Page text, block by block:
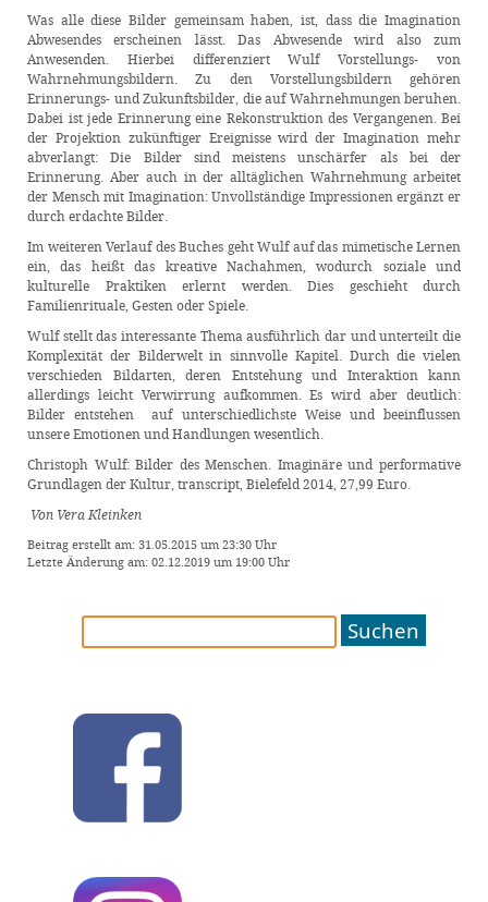
Was alle diese Bilder gemeinsam haben, ist, dass die Imagination
Abwesendes erscheinen lässt. Das Abwesende wird also zum
Anwesenden. Hierbei differenziert Wulf Vorstellungs- von
Wahrnehmungsbildern. Zu den Vorstellungsbildern gehören
Erinnerungs- und Zukunftsbilder, die auf Wahrnehmungen beruhen.
Dabei ist jede Erinnerung eine Rekonstruktion des Vergangenen. Bei
der Projektion zukünftiger Ereignisse wird der Imagination mehr
abverlangt: Die Bilder sind meistens unschärfer als bei der
Erinnerung. Aber auch in der alltäglichen Wahrnehmung arbeitet
der Mensch mit Imagination: Unvollständige Impressionen ergänzt er
durch erdachte Bilder.
Im weiteren Verlauf des Buches geht Wulf auf das mimetische Lernen
ein, das heißt das kreative Nachahmen, wodurch soziale und
kulturelle Praktiken erlernt werden. Dies geschieht durch
Familienrituale, Gesten oder Spiele.
Wulf stellt das interessante Thema ausführlich dar und unterteilt die
Komplexität der Bilderwelt in sinnvolle Kapitel. Durch die vielen
verschieden Bildarten, deren Entstehung und Interaktion kann
allerdings leicht Verwirrung aufkommen. Es wird aber deutlich:
Bilder entstehen auf unterschiedlichste Weise und beeinflussen
unsere Emotionen und Handlungen wesentlich.
Christoph Wulf: Bilder des Menschen. Imaginäre und performative
Grundlagen der Kultur, transcript, Bielefeld 2014, 27,99 Euro.
Von Vera Kleinken
Beitrag erstellt am: 31.05.2015 um 23:30 Uhr
Letzte Änderung am: 02.12.2019 um 19:00 Uhr
Suchen